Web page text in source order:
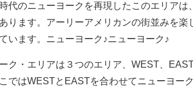
代のニューヨークを再現したこのエリア
ります。アーリーアメリカンの街並みを
います。ニューヨーク♪ニューヨーク♪
ク・エリアは３つのエリア、WEST、
ではWESTとEASTを合わせてニューヨー